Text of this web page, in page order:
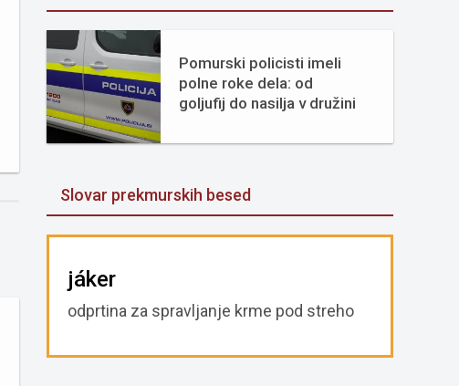
Pomurski policisti imeli
polne roke dela: od
goljufij do nasilja v družini
Slovar prekmurskih besed
jáker
odprtina za spravljanje krme pod streho